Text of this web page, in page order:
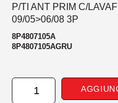
P/TI ANT PRIM C/
09/05>06/08 3P
8P4807105A
8P4807105AGRU
PARAURTI
ANTERIORE